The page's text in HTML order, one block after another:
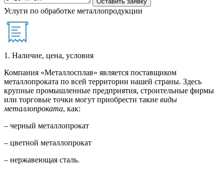
Услуги по обработке металлопродукции
1. Наличие, цена, условия
Компания «Металлосплав» является поставщиком
металлопроката по всей территории нашей страны. Здесь
крупные промышленные предприятия, строительные фирмы
или торговые точки могут приобрести такие виды
металлопроката, как:
– черный металлопрокат
– цветной металлопрокат
– нержавеющая сталь.